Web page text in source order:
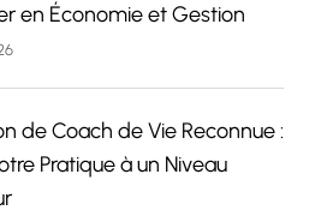
en Économie et Gestion
de Coach de Vie Reconnue :
Pratique à un Niveau